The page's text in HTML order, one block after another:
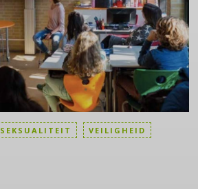
SEKSUALITEIT VEILIGHEID